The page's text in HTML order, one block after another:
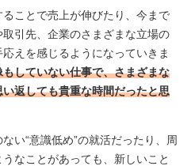
ことで売上が伸びたり、今まで
引先、企業のさまざまな立場の
えを感じるようになっていきま
していない仕事で、さまざまな
返しても貴重な時間だったと思
い“意識低め”の就活だったり、周
なことがあっても、新しいこと